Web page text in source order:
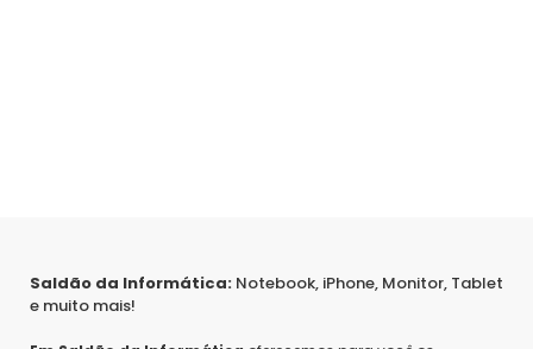
Saldão da Informática: Notebook, iPhone, Monitor, Tablet
e muito mais!